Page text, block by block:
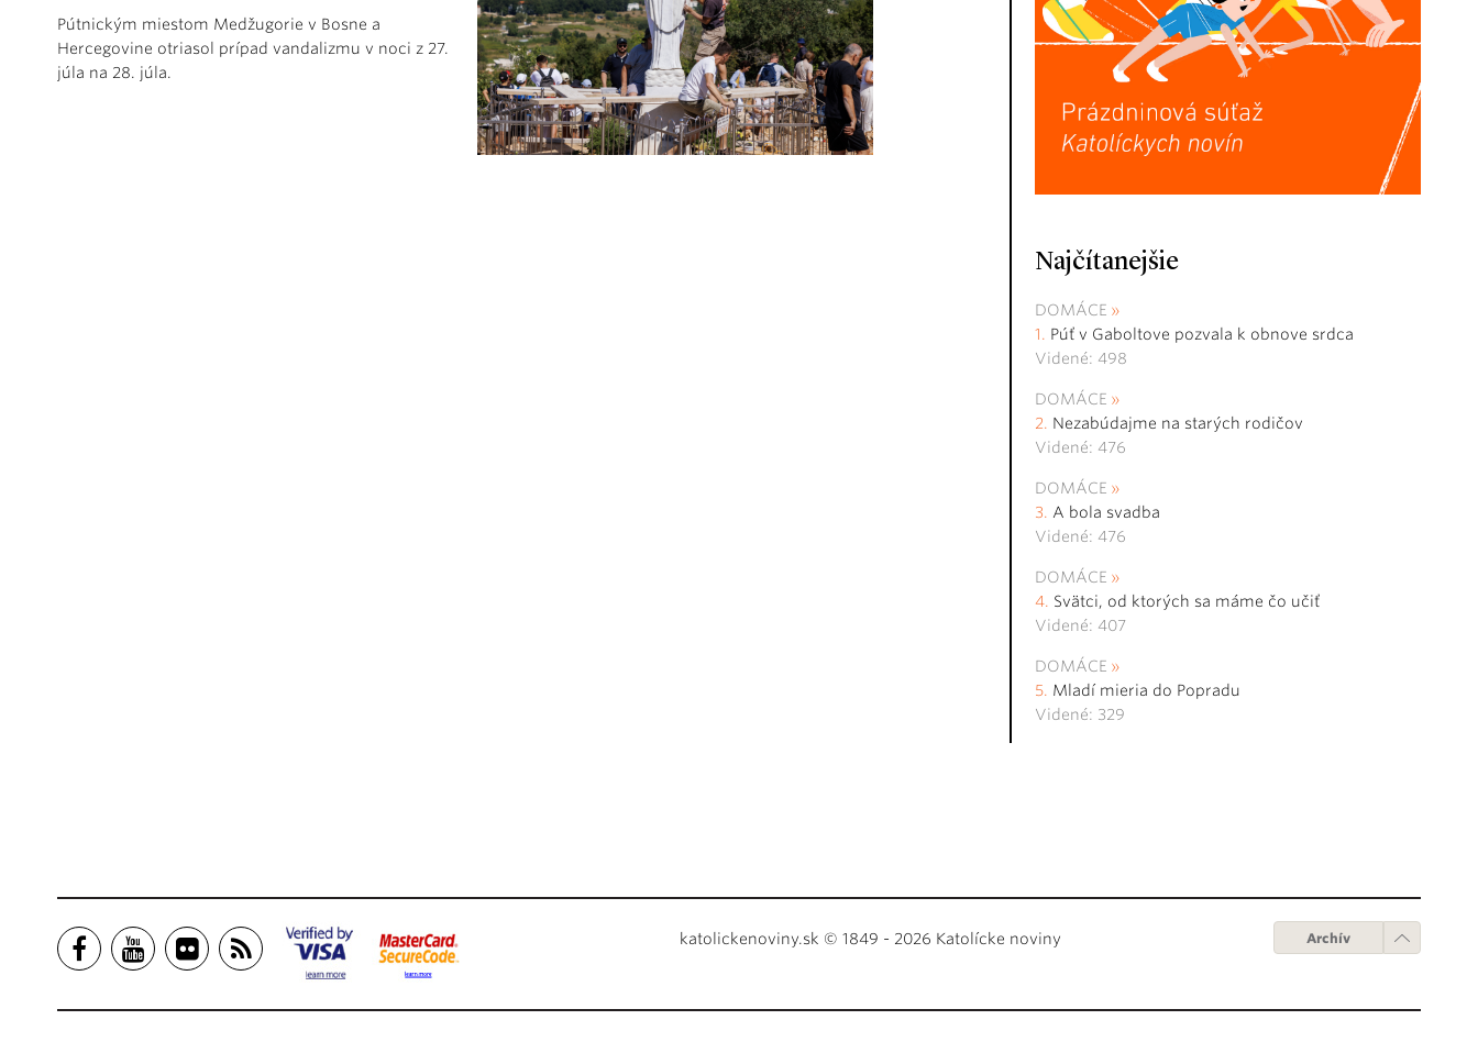
Pútnickým miestom Medžugorie v Bosne a
Hercegovine otriasol prípad vandalizmu v noci z 27.
júla na 28. júla.
Najčítanejšie
DOMÁCE
Púť v Gaboltove pozvala k obnove srdca
Videné: 498
DOMÁCE
Nezabúdajme na starých rodičov
Videné: 476
DOMÁCE
A bola svadba
Videné: 476
DOMÁCE
Svätci, od ktorých sa máme čo učiť
Videné: 407
DOMÁCE
Mladí mieria do Popradu
Videné: 329
katolickenoviny.sk © 1849 - 2026 Katolícke noviny Archív